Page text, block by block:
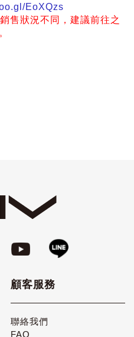
EoXQzs
售狀況不同，建議前往之
顧客服務
聯絡我們
FAQ